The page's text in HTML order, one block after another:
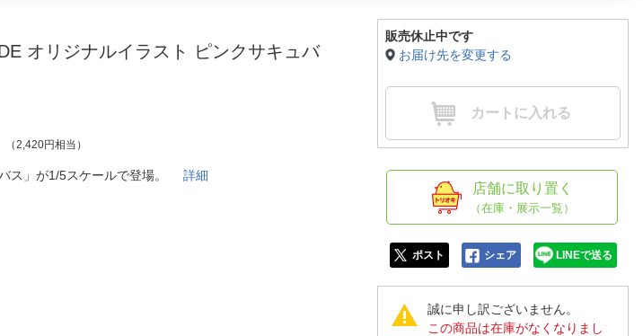
がす
店舗情報・店舗一覧
オリジナルイラスト ピンクサキュバ
（2,420円相当）
バス」が1/5スケールで登場。詳細
販売休止中です
お届け先を変更する
カートに入れる
店舗に取り置く
（在庫・展示一覧）
ポスト シェア LINEで送る
誠に申し訳ございません。
この商品は在庫がなくなりまし